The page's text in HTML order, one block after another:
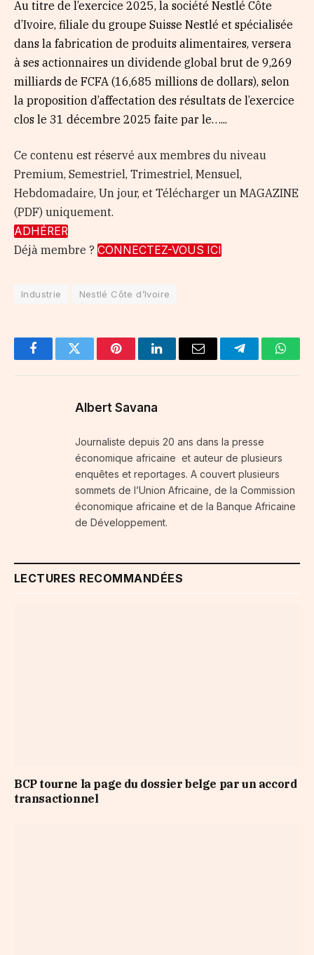
Au titre de l’exercice 2025, la société Nestlé Côte
d’Ivoire, filiale du groupe Suisse Nestlé et spécialisée
dans la fabrication de produits alimentaires, versera
à ses actionnaires un dividende global brut de 9,269
milliards de FCFA (16,685 millions de dollars), selon
la proposition d’affectation des résultats de l’exercice
clos le 31 décembre 2025 faite par le…...
Ce contenu est réservé aux membres du niveau
Premium, Semestriel, Trimestriel, Mensuel,
Hebdomadaire, Un jour, et Télécharger un MAGAZINE
(PDF) uniquement.
ADHÉRER
Déjà membre ? CONNECTEZ-VOUS ICI
Industrie Nestlé Côte d’Ivoire
FacebookTwitter PinterestLinkedInEmail Telegram
Albert Savana
Journaliste depuis 20 ans dans la presse
économique africaine et auteur de plusieurs
enquêtes et reportages. A couvert plusieurs
sommets de l’Union Africaine, de la Commission
économique africaine et de la Banque Africaine
de Développement.
LECTURES RECOMMANDÉES
BCP tourne la page du dossier belge par un accord
transactionnel